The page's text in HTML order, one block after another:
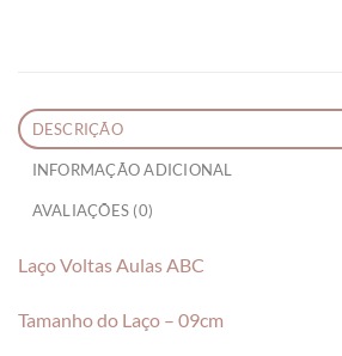
DESCRIÇÃO
INFORMAÇÃO ADICIONAL
AVALIAÇÕES (0)
Laço Voltas Aulas ABC
Tamanho do Laço – 09cm